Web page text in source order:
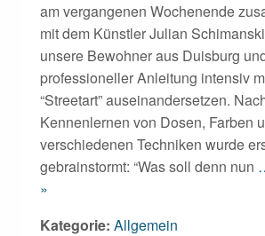
am vergangenen Wochenende
mit dem Künstler Julian
unsere Bewohner aus Duisburg
professioneller Anleitung intensiv
“Streetart” auseinandersetzen.
Kennenlernen von Dosen, Farben
verschiedenen Techniken wurde
gebrainstormt: “Was soll denn nun
»
Kategorie: Allgemein